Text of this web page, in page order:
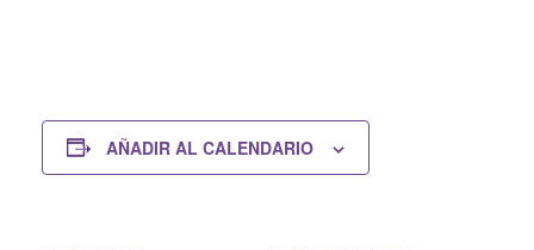
AÑADIR AL CALENDARIO